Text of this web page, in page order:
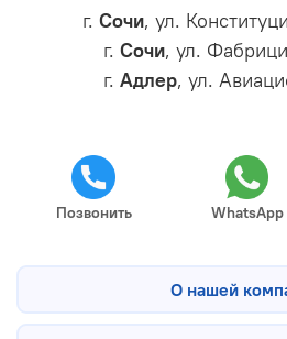
г. Сочи, ул.
г. Сочи, ул.
г. Адлер, ул.
Позвонить WhatsApp
О нашей